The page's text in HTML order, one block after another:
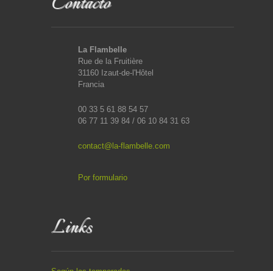
La Flambelle
Rue de la Fruitière
31160 Izaut-de-l'Hôtel
Francia
00 33 5 61 88 54 57
06 77 11 39 84 / 06 10 84 31 63
contact@la-flambelle.com
Por formulario
Links